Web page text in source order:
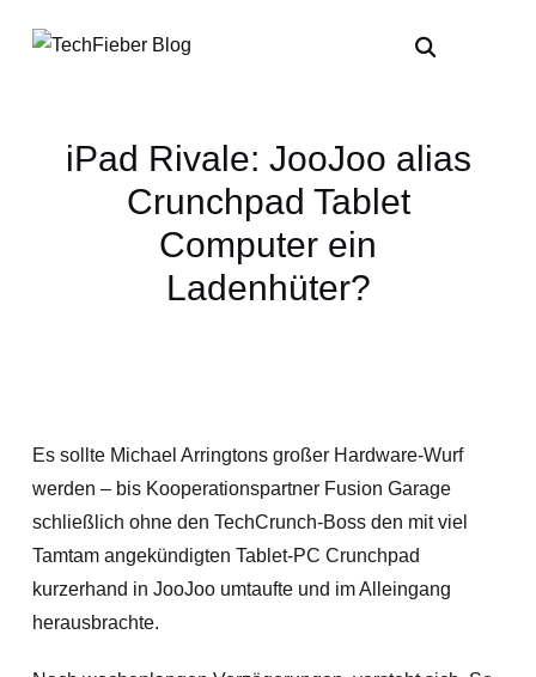
iPad Rivale: JooJoo alias
Crunchpad Tablet
Computer ein
Ladenhüter?
Es sollte Michael Arringtons großer Hardware-Wurf
werden – bis Kooperationspartner Fusion Garage
schließlich ohne den TechCrunch-Boss den mit viel
Tamtam angekündigten Tablet-PC Crunchpad
kurzerhand in JooJoo umtaufte und im Alleingang
herausbrachte.